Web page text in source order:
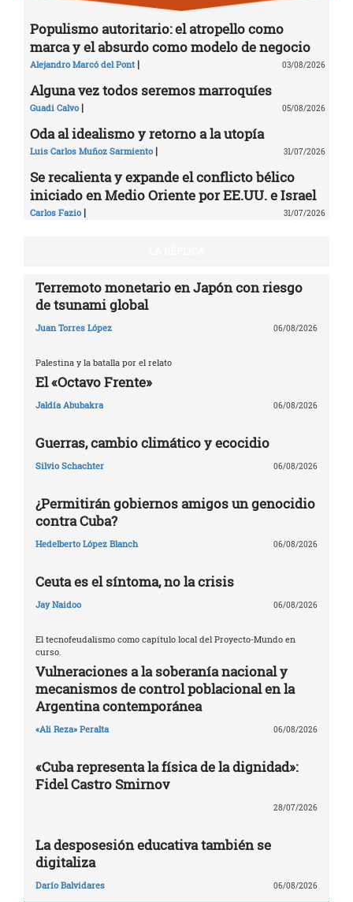
Populismo autoritario: el atropello como
marca y el absurdo como modelo de negocio
Alejandro Marcó del Pont | 03/08/2026
Alguna vez todos seremos marroquíes
Guadi Calvo | 05/08/2026
Oda al idealismo y retorno a la utopía
Luis Carlos Muñoz Sarmiento | 31/07/2026
Se recalienta y expande el conflicto bélico
iniciado en Medio Oriente por EE.UU. e Israel
Carlos Fazio | 31/07/2026
Terremoto monetario en Japón con riesgo
de tsunami global
Juan Torres López 06/08/2026
Palestina y la batalla por el relato
El «Octavo Frente»
Jaldía Abubakra 06/08/2026
Guerras, cambio climático y ecocidio
Silvio Schachter 06/08/2026
¿Permitirán gobiernos amigos un genocidio
contra Cuba?
Hedelberto López Blanch 06/08/2026
Ceuta es el síntoma, no la crisis
Jay Naidoo 06/08/2026
El tecnofeudalismo como capítulo local del Proyecto-Mundo en
curso.
Vulneraciones a la soberanía nacional y
mecanismos de control poblacional en la
Argentina contemporánea
«Ali Reza» Peralta 06/08/2026
«Cuba representa la física de la dignidad»:
Fidel Castro Smirnov
28/07/2026
La desposesión educativa también se
digitaliza
Darío Balvidares 06/08/2026